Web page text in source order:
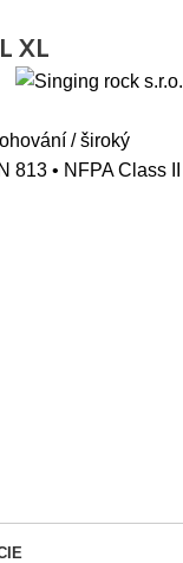
XL
/ široký
• NFPA Class II